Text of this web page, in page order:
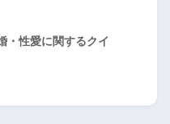
・性愛に関するクイ